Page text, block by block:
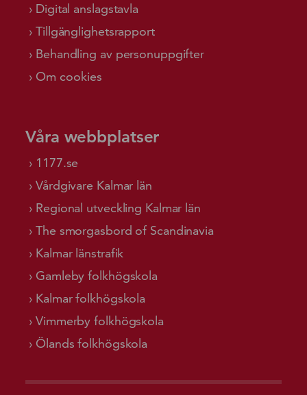
Digital anslagstavla
Tillgänglighetsrapport
Behandling av personuppgifter
Om cookies
Våra webbplatser
1177.se
Vårdgivare Kalmar län
Regional utveckling Kalmar län
The smorgasbord of Scandinavia
Kalmar länstrafik
Gamleby folkhögskola
Kalmar folkhögskola
Vimmerby folkhögskola
Ölands folkhögskola